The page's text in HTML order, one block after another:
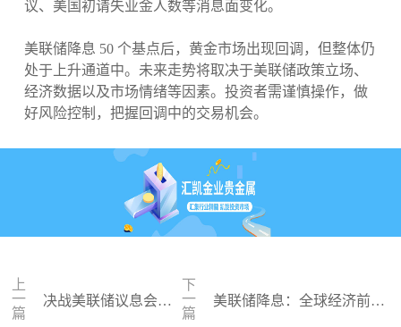
议、美国初请失业金人数等消息面变化。
美联储降息 50 个基点后，黄金市场出现回调，但整体仍
处于上升通道中。未来走势将取决于美联储政策立场、
经济数据以及市场情绪等因素。投资者需谨慎操作，做
好风险控制，把握回调中的交易机会。
上
一
篇
决战美联储议息会
下
一
篇
美联储降息：全球经济前景